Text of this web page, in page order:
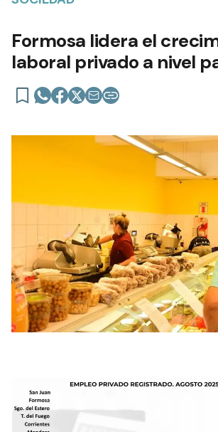
Formosa lidera el
laboral privado a nivel